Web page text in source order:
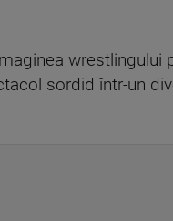
wrestlingului
sordid într-un